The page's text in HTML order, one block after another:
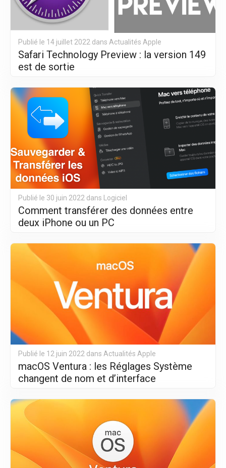
Safari Technology Preview : la version 149
est de sortie
Publié le 14 juillet 2022 dans Actualités Apple
Comment transférer des données entre
deux iPhone ou un PC
Publié le 30 juin 2022 dans Logiciel
macOS Ventura : les Réglages Système
changent de nom et d’interface
Publié le 12 juin 2022 dans Actualités Apple